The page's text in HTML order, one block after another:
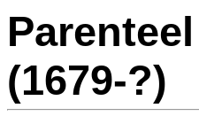
(1679-?)